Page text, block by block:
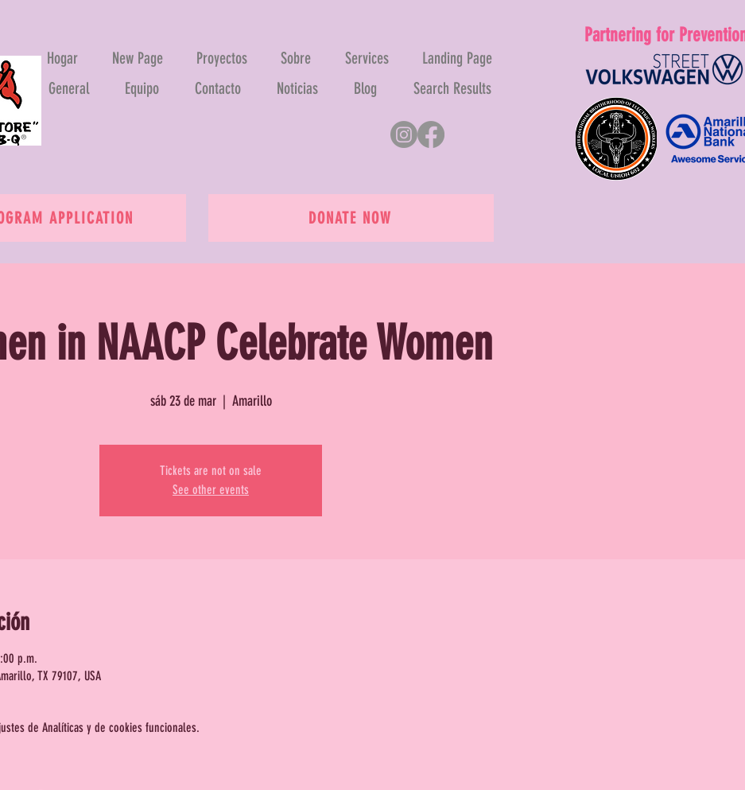
Hogar New Page Proyectos Sobre Services
Landing Page
General
Equipo Contacto Noticias Blog Search Results
Partnering for
APPLICATION DONATE NOW
in NAACP Celebrate Women
sáb 23 de mar
  |
Amarillo
Tickets are not on sale
See other events
p.m.
TX 79107, USA
de Analíticas y de cookies funcionales.